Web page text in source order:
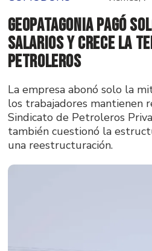
GeoPatagonia pagó
salarios y crece la
Petroleros
La empresa abonó solo la
los trabajadores mantienen
Sindicato de Petroleros
también cuestionó la
una reestructuración.